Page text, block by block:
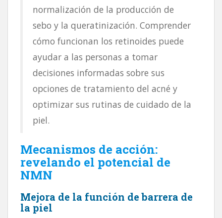
normalización de la producción de
sebo y la queratinización. Comprender
cómo funcionan los retinoides puede
ayudar a las personas a tomar
decisiones informadas sobre sus
opciones de tratamiento del acné y
optimizar sus rutinas de cuidado de la
piel.
Mecanismos de acción:
revelando el potencial de
NMN
Mejora de la función de barrera de
la piel